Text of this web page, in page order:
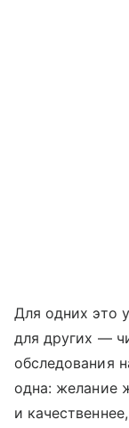
Для одних это
для других —
обследования
одна: желание
и